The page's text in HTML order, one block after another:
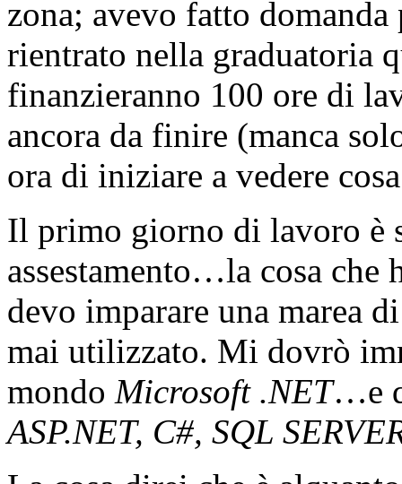
zona; avevo fatto
rientrato nella graduatoria
finanzieranno 100 ore di
ancora da finire (manca
ora di iniziare a vedere
Il primo giorno di lavoro è
assestamento…la cosa che
devo imparare una marea
mai utilizzato. Mi dovrò
mondo Microsoft .NET…e
ASP.NET, C#, SQL